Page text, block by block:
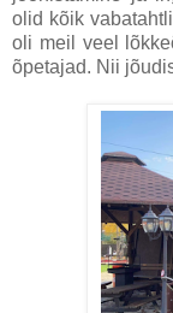
olid kõik
oli meil veel
õpetajad. Nii